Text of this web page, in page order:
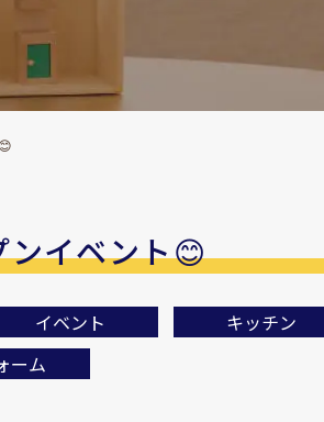
ンイベント😊
イベント キッチン
ーム